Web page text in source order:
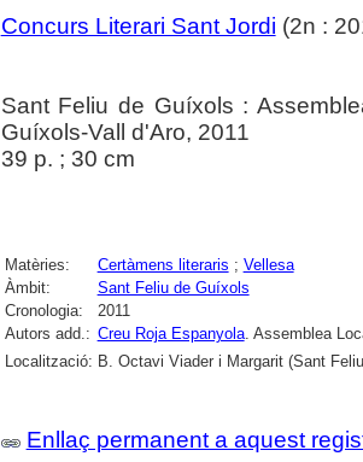
Concurs Literari Sant Jordi (2n :
Sant Feliu de Guíxols :
Guíxols-Vall d'Aro, 2011
39 p. ; 30 cm
Matèries: Certàmens literaris ; Vellesa
Àmbit:
Sant Feliu de Guíxols
Cronologia:
2011
Autors add.: Creu Roja Espanyola. Assemblea
Localització: B. Octavi Viader i Margarit (Sant
Enllaç permanent a aquest